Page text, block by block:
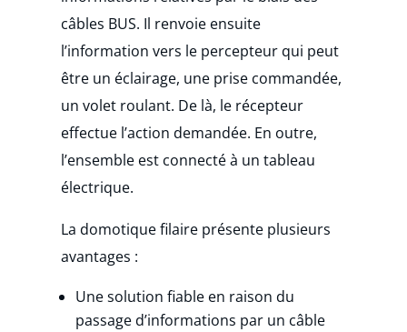
câbles BUS. Il renvoie ensuite
l’information vers le percepteur qui peut
être un éclairage, une prise commandée,
un volet roulant. De là, le récepteur
effectue l’action demandée. En outre,
l’ensemble est connecté à un tableau
électrique.
La domotique filaire présente plusieurs
avantages :
Une solution fiable en raison du
passage d’informations par un câble